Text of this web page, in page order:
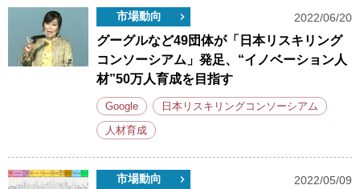
市場動向 2022/06/20
グーグルなど49団体が「日本リスキリング
コンソーシアム」発足、“イノベーション人
材”50万人育成を目指す
Google 日本リスキリングコンソーシアム
人材育成
市場動向 2022/05/09